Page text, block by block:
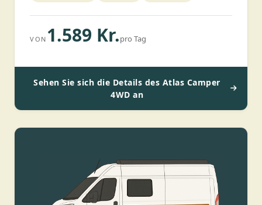
VON 1.589 Kr.pro Tag
Sehen Sie sich die Details des Atlas Camper
4WD an